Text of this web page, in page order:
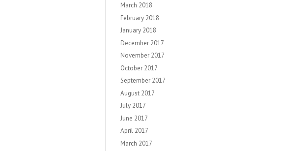
March 2018
February 2018
January 2018
December 2017
November 2017
October 2017
September 2017
August 2017
July 2017
June 2017
April 2017
March 2017